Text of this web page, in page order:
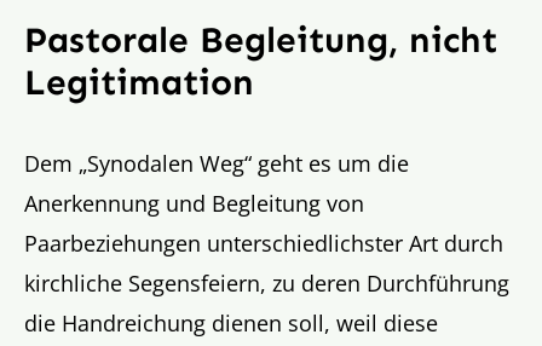
Pastorale Begleitung, nicht
Legitimation
Dem „Synodalen Weg“ geht es um die
Anerkennung und Begleitung von
Paarbeziehungen unterschiedlichster Art durch
kirchliche Segensfeiern, zu deren Durchführung
die Handreichung dienen soll, weil diese